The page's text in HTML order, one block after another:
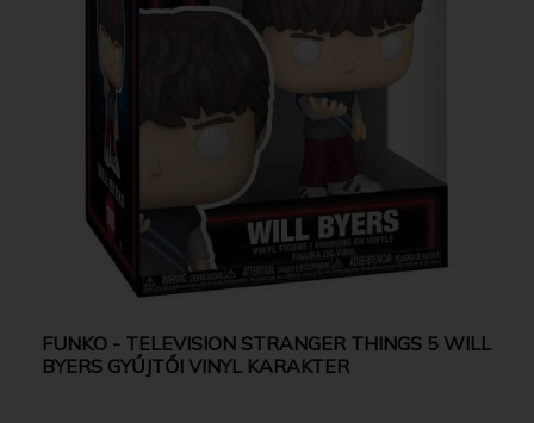
FUNKO - TELEVISION STRANGER THINGS 5 WILL
BYERS GYŰJTŐI VINYL KARAKTER